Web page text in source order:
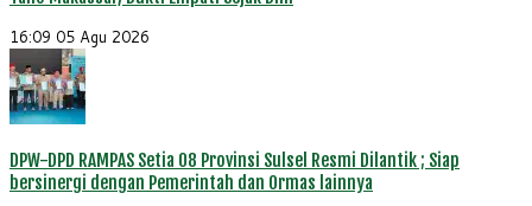
16:09 05 Agu 2026
DPW-DPD RAMPAS Setia 08 Provinsi Sulsel Resmi Dilantik ; Siap
bersinergi dengan Pemerintah dan Ormas lainnya